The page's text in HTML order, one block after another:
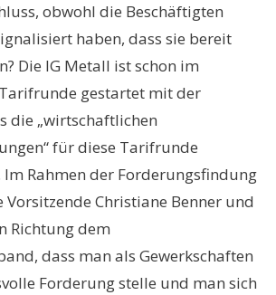
obwohl die Beschäftigten
haben, dass sie bereit
Die IG Metall ist schon im
gestartet mit der
die „wirtschaftlichen
für diese Tarifrunde
Im Rahmen der Forderungsfindung
Christiane Benner und
Richtung dem
dass man als Gewerkschaften
Forderung stelle und man sich